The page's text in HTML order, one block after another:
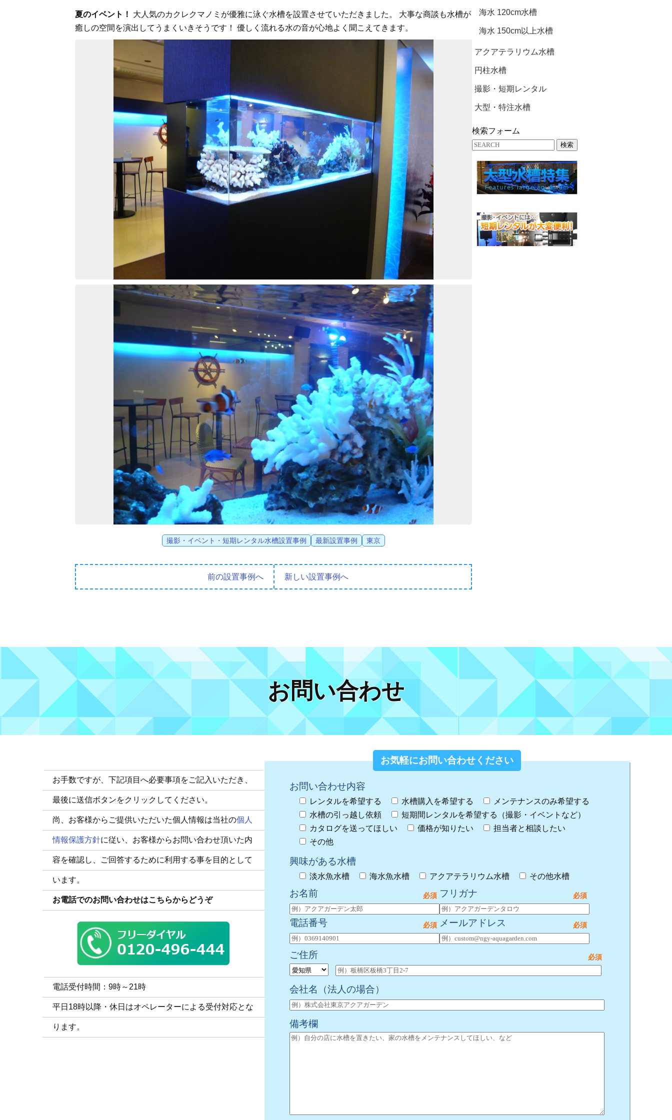
夏のイベント！
大人気のカクレクマノミが優雅に泳ぐ水槽を設置させていただきました。 大事な商談も水槽が
癒しの空間を演出してうまくいきそうです！ 優しく流れる水の音が心地よく聞こえてきます。
撮影・イベント・短期レンタル水槽設置事例 最新設置事例 東京
前の設置事例へ 新しい設置事例へ
海水 120cm水槽
海水 150cm以上水槽
アクアテラリウム水槽
円柱水槽
撮影・短期レンタル
大型・特注水槽
検索フォーム
検索
お問い合わせ
お手数ですが、下記項目へ必要事項をご記入いただき、
最後に送信ボタンをクリックしてください。
尚、お客様からご提供いただいた個人情報は当社の個人
情報保護方針に従い、お客様からお問い合わせ頂いた内
容を確認し、ご回答するために利用する事を目的として
います。
お電話でのお問い合わせはこちらからどうぞ
電話受付時間：9時～21時
平日18時以降・休日はオペレーターによる受付対応とな
ります。
お気軽にお問い合わせください
お問い合わせ内容
レンタルを希望する 水槽購入を希望する
メンテナンスのみ希望する
水槽の引っ越し依頼
短期間レンタルを希望する（撮影・イベントなど）
カタログを送ってほしい
価格が知りたい
担当者と相談したい
その他
興味がある水槽
淡水魚水槽 海水魚水槽 アクアテラリウム水槽 その他水槽
お名前 フリガナ
電話番号 メールアドレス
ご住所
会社名 （法人の場合）
備考欄